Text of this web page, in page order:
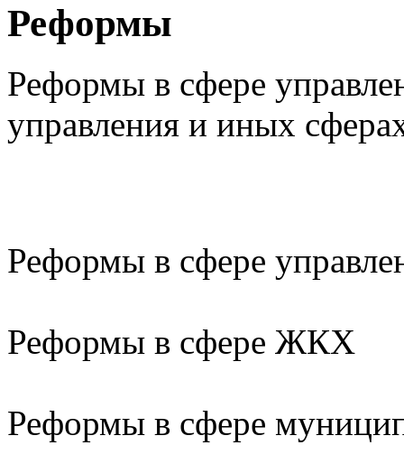
Реформы
Реформы в сфере
управления и иных
Реформы в сфере
Реформы в сфере ЖКХ
Реформы в сфере